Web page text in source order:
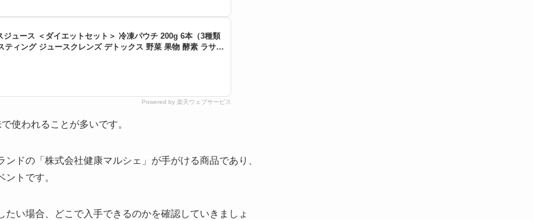
ュース ＜ダイエットセット＞ 冷凍パウチ 200g 6本（3種類
ティング ジュースクレンズ デトックス 野菜 果物 酵素 ラサン
Powered by 楽天ウェブサービス
使われることが多いです。
ドの「株式会社健康マルシェ」が手がける商品であり、
トです。
い場合、どこで入手できるのかを確認していきましょ